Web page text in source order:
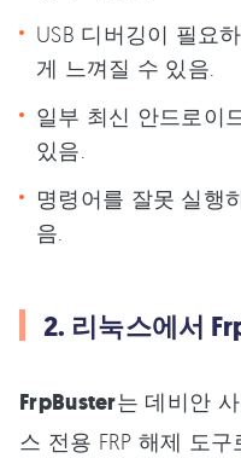
USB 디버깅이 필요
게 느껴질 수 있음.
일부 최신 안드로이
있음.
명령어를 잘못 실행
음.
2. 리눅스에서
FrpBuster는 데비안
스 전용 FRP 해제 도